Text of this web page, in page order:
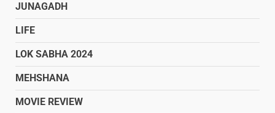
JUNAGADH
LIFE
LOK SABHA 2024
MEHSHANA
MOVIE REVIEW